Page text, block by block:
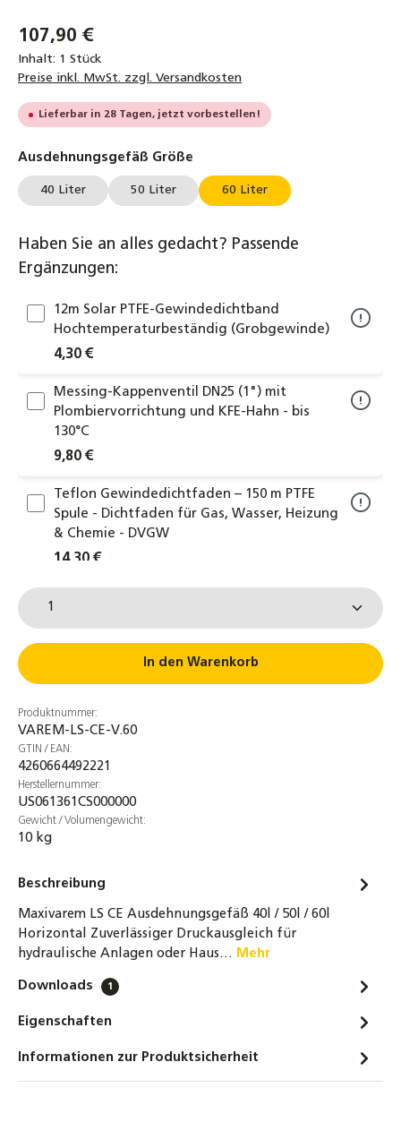
107,90 €
Inhalt: 1 Stück
Preise inkl. MwSt. zzgl. Versandkosten
Lieferbar in 28 Tagen, jetzt vorbestellen!
Ausdehnungsgefäß Größe
40 Liter 50 Liter 60 Liter
Haben Sie an alles gedacht? Passende
Ergänzungen:
12m Solar PTFE-Gewindedichtband
Hochtemperaturbeständig (Grobgewinde)
4,30 €
Messing-Kappenventil DN25 (1") mit
Plombiervorrichtung und KFE-Hahn - bis
130°C
9,80 €
Teflon Gewindedichtfaden – 150 m PTFE
Spule - Dichtfaden für Gas, Wasser, Heizung
& Chemie - DVGW
14,30 €
Manometer, Vordruckmeßgerät für
Ausdehnungsgefäße
2,90 €
Produkt Anzahl: Gib den gewünschten Wert ein
In den Warenkorb
Produktnummer:
VAREM-LS-CE-V.60
GTIN / EAN:
4260664492221
Herstellernummer:
US061361CS000000
Gewicht / Volumengewicht:
10 kg
Beschreibung
Maxivarem LS CE Ausdehnungsgefäß 40l / 50l / 60l
Horizontal Zuverlässiger Druckausgleich für
hydraulische Anlagen oder Haus… Mehr
Downloads 1
Eigenschaften
Informationen zur Produktsicherheit